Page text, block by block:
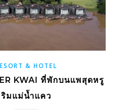
& HOTEL
KWAI ที่พักบนแพสุดหรู
ริมแม่น้ำแคว